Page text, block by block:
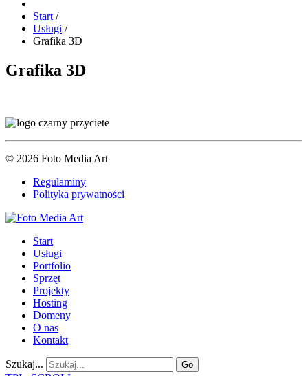
Start /
Usługi /
Grafika 3D
Grafika 3D
© 2026 Foto Media Art
Regulaminy
Polityka prywatności
Start
Usługi
Portfolio
Sprzęt
Projekty
Hosting
Domeny
O nas
Kontakt
Szukaj... Go